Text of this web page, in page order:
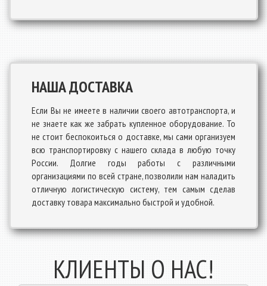
НАША ДОСТАВКА
Если Вы не имеете в наличии своего автотранспорта, и
не знаете как же забрать купленное оборудование. То
не стоит беспокоиться о доставке, мы сами организуем
всю транспортировку с нашего склада в любую точку
России. Долгие годы работы с различными
организациями по всей стране, позволили нам наладить
отличную логистическую систему, тем самым сделав
доставку товара максимально быстрой и удобной.
КЛИЕНТЫ О НАС!